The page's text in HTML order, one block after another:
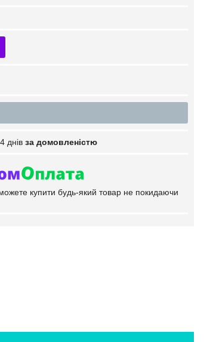
днів за домовленістю
купити будь-який товар не покидаючи